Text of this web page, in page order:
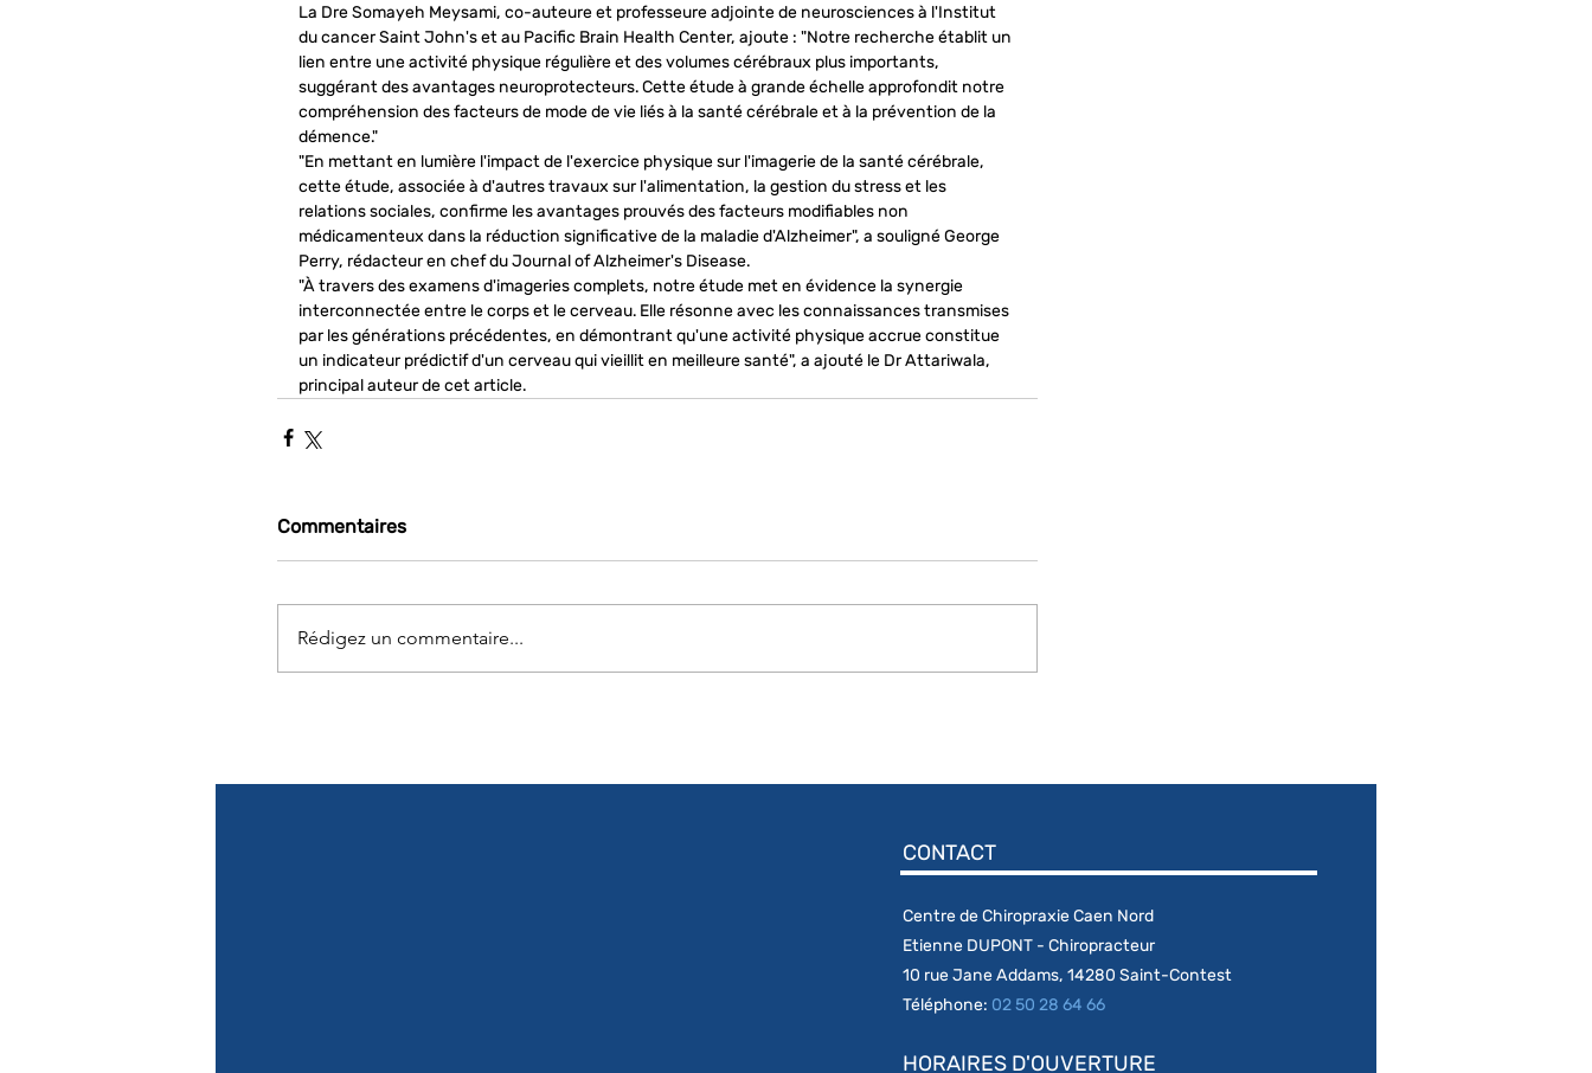
La Dre Somayeh Meysami, co-auteure et professeure adjointe de neurosciences à l'Institut
du cancer Saint John's et au Pacific Brain Health Center, ajoute : "Notre recherche établit un
lien entre une activité physique régulière et des volumes cérébraux plus importants,
suggérant des avantages neuroprotecteurs. Cette étude à grande échelle approfondit notre
compréhension des facteurs de mode de vie liés à la santé cérébrale et à la prévention de la
démence."
"En mettant en lumière l'impact de l'exercice physique sur l'imagerie de la santé cérébrale,
cette étude, associée à d'autres travaux sur l'alimentation, la gestion du stress et les
relations sociales, confirme les avantages prouvés des facteurs modifiables non
médicamenteux dans la réduction significative de la maladie d'Alzheimer", a souligné George
Perry, rédacteur en chef du Journal of Alzheimer's Disease.
"À travers des examens d'imageries complets, notre étude met en évidence la synergie
interconnectée entre le corps et le cerveau. Elle résonne avec les connaissances transmises
par les générations précédentes, en démontrant qu'une activité physique accrue constitue
un indicateur prédictif d'un cerveau qui vieillit en meilleure santé", a ajouté le Dr Attariwala,
principal auteur de cet article.
Commentaires
Rédigez un commentaire...
CONTACT
Centre de Chiropraxie Caen Nord
Etienne DUPONT - Chiropracteur
10 rue Jane Addams, 14280 Saint-Contest​
Téléphone: 02 50 28 64 66
HORAIRES D'OUVERTURE